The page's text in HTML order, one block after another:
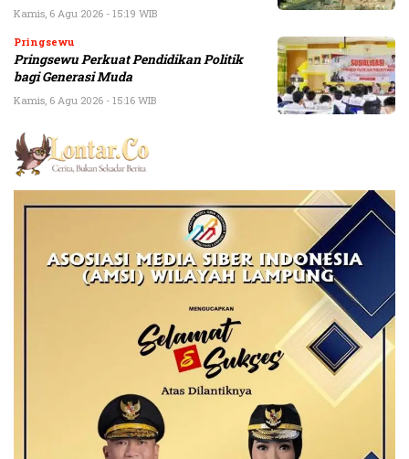
Kamis, 6 Agu 2026 - 15:19 WIB
Pringsewu
Pringsewu Perkuat Pendidikan Politik
bagi Generasi Muda
Kamis, 6 Agu 2026 - 15:16 WIB